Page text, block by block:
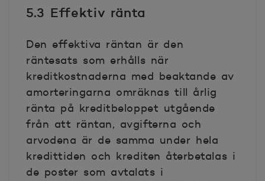
5.3 Effektiv ränta
Den effektiva räntan är den
räntesats som erhålls när
kreditkostnaderna med beaktande av
amorteringarna omräknas till årlig
ränta på kreditbeloppet utgående
från att räntan, avgifterna och
arvodena är de samma under hela
kredittiden och krediten återbetalas i
de poster som avtalats i